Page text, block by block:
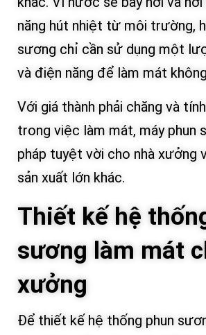
năng hút nhiệt từ môi trường,
sương chỉ cần sử dụng một
và điện năng để làm mát
Với giá thành phải chăng và
trong việc làm mát, máy phun
pháp tuyệt vời cho nhà xưởng
sản xuất lớn khác.
Thiết kế hệ
sương làm mát
xưởng
Để thiết kế hệ thống phun